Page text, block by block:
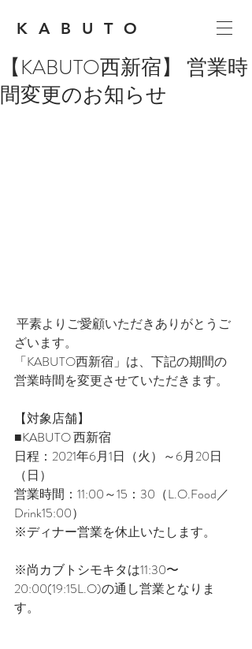
KABUTO
【KABUTO西新宿】 営業時
間変更のお知らせ
平素よりご愛顧いただきありがとうご
ざいます。
「KABUTO西新宿」は、下記の期間の
営業時間を変更させていただきます。
【対象店舗】
■KABUTO 西新宿
日程：2021年6月1日（火）～6月20日
（日）
営業時間：11:00～15：30（L.O.Food／
Drink15:00）
※ディナー営業を休止いたします。
※尚カブトシモキタは11:30〜
20:00(19:15L.O)の通し営業となりま
す。